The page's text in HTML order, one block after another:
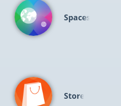
Spaces
Store